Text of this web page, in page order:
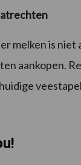
melken is
aankopen.